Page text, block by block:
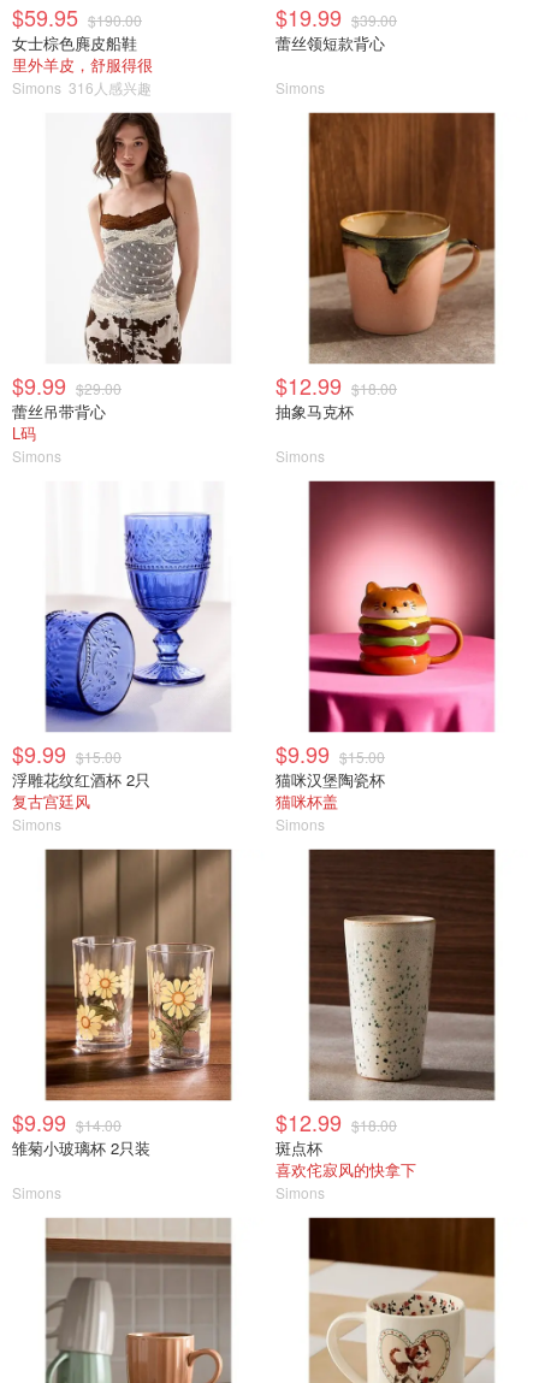
$59.95 $190.00
女士棕色麂皮船鞋
里外羊皮，舒服得很
Simons 316人感兴趣
$19.99 $39.00
蕾丝领短款背心
Simons
$9.99 $29.00
蕾丝吊带背心
L码
Simons
$12.99 $18.00
抽象马克杯
Simons
$9.99 $15.00
浮雕花纹红酒杯 2只
复古宫廷风
Simons
$9.99 $15.00
猫咪汉堡陶瓷杯
猫咪杯盖
Simons
$9.99 $14.00
雏菊小玻璃杯 2只装
Simons
$12.99 $18.00
斑点杯
喜欢侘寂风的快拿下
Simons